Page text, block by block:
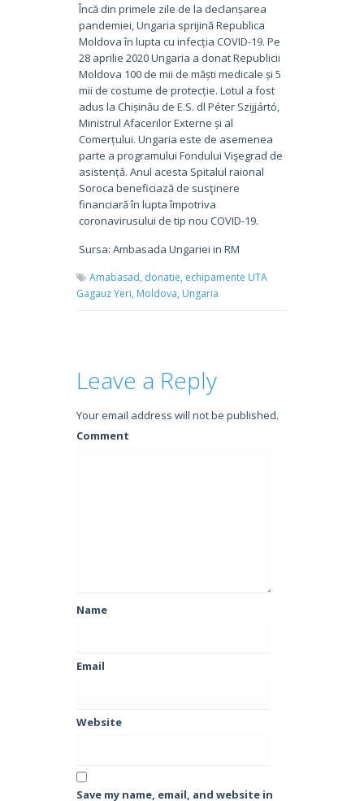
Încă din primele zile de la declanșarea
pandemiei, Ungaria sprijină Republica
Moldova în lupta cu infecția COVID-19. Pe
28 aprilie 2020 Ungaria a donat Republicii
Moldova 100 de mii de măști medicale și 5
mii de costume de protecție. Lotul a fost
adus la Chișinău de E.S. dl Péter Szijjártó,
Ministrul Afacerilor Externe și al
Comerțului. Ungaria este de asemenea
parte a programului Fondului Vişegrad de
asistență. Anul acesta Spitalul raional
Soroca beneficiază de susţinere
financiară în lupta împotriva
coronavirusului de tip nou COVID-19.
Sursa: Ambasada Ungariei in RM
Amabasad, donatie, echipamente UTA
Gagauz Yeri, Moldova, Ungaria
Leave a Reply
Your email address will not be published.
Comment
Name
Email
Website
Save my name, email, and website in